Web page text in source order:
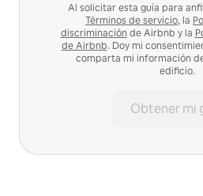
Al solicitar esta guía para
Términos de servicio, la
discriminación de Airbnb y la
de Airbnb. Doy mi
comparta mi información
edificio.
Obtener mi